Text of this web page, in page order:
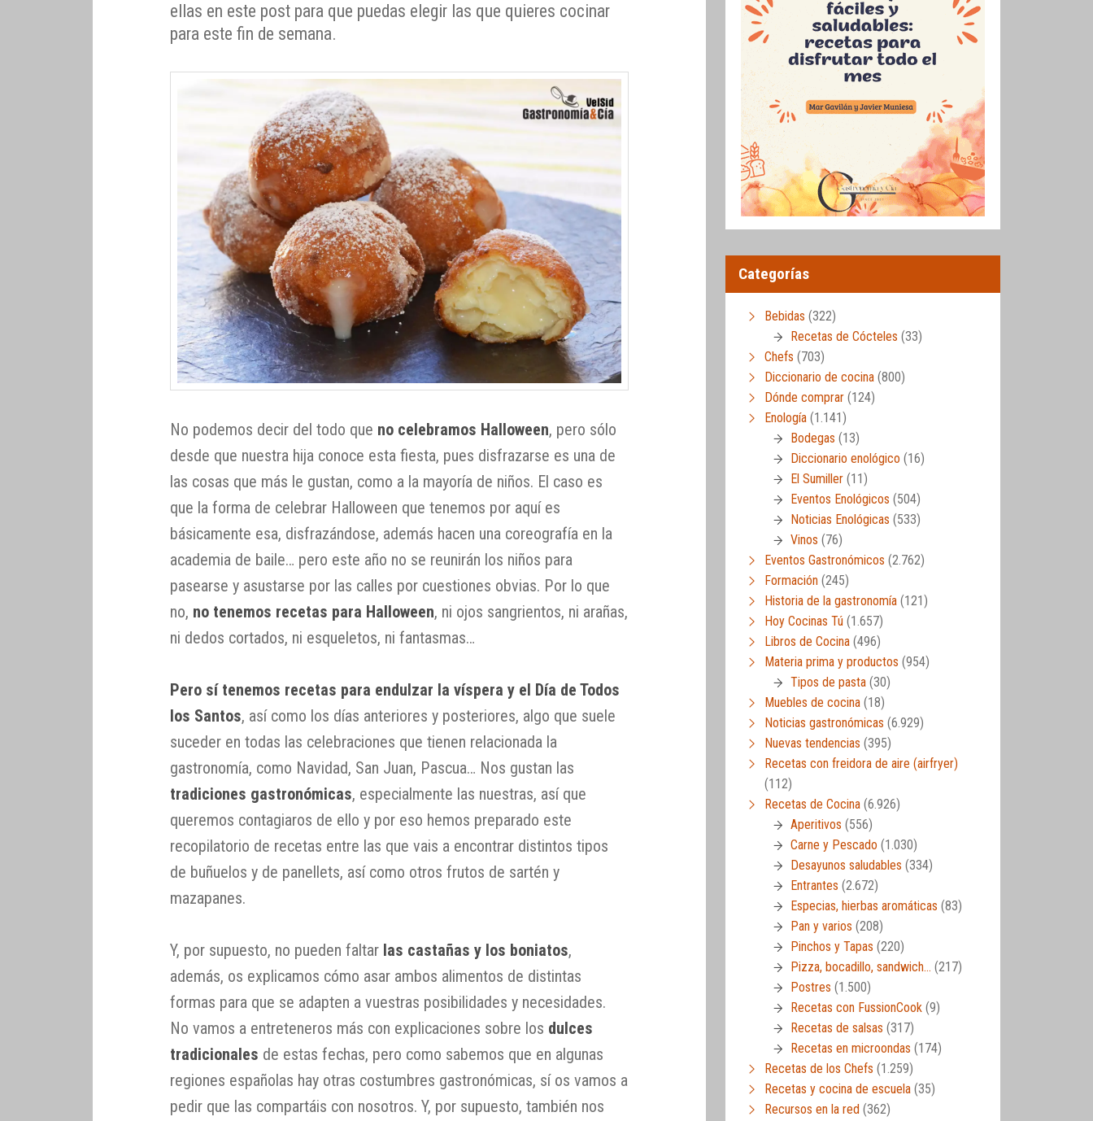
ellas en este post para que puedas elegir las que quieres cocinar
para este fin de semana.
No podemos decir del todo que no celebramos Halloween, pero sólo
desde que nuestra hija conoce esta fiesta, pues disfrazarse es una de
las cosas que más le gustan, como a la mayoría de niños. El caso es
que la forma de celebrar Halloween que tenemos por aquí es
básicamente esa, disfrazándose, además hacen una coreografía en la
academia de baile… pero este año no se reunirán los niños para
pasearse y asustarse por las calles por cuestiones obvias. Por lo que
no, no tenemos recetas para Halloween, ni ojos sangrientos, ni arañas,
ni dedos cortados, ni esqueletos, ni fantasmas…
Pero sí tenemos recetas para endulzar la víspera y el Día de Todos
los Santos, así como los días anteriores y posteriores, algo que suele
suceder en todas las celebraciones que tienen relacionada la
gastronomía, como Navidad, San Juan, Pascua… Nos gustan las
tradiciones gastronómicas, especialmente las nuestras, así que
queremos contagiaros de ello y por eso hemos preparado este
recopilatorio de recetas entre las que vais a encontrar distintos tipos
de buñuelos y de panellets, así como otros frutos de sartén y
mazapanes.
Y, por supuesto, no pueden faltar las castañas y los boniatos,
además, os explicamos cómo asar ambos alimentos de distintas
formas para que se adapten a vuestras posibilidades y necesidades.
No vamos a entreteneros más con explicaciones sobre los dulces
tradicionales de estas fechas, pero como sabemos que en algunas
regiones españolas hay otras costumbres gastronómicas, sí os vamos a
pedir que las compartáis con nosotros. Y, por supuesto, también nos
Categorías
Bebidas (322)
Recetas de Cócteles (33)
Chefs (703)
Diccionario de cocina (800)
Dónde comprar (124)
Enología (1.141)
Bodegas (13)
Diccionario enológico (16)
El Sumiller (11)
Eventos Enológicos (504)
Noticias Enológicas (533)
Vinos (76)
Eventos Gastronómicos (2.762)
Formación (245)
Historia de la gastronomía (121)
Hoy Cocinas Tú (1.657)
Libros de Cocina (496)
Materia prima y productos (954)
Tipos de pasta (30)
Muebles de cocina (18)
Noticias gastronómicas (6.929)
Nuevas tendencias (395)
Recetas con freidora de aire (airfryer)
(112)
Recetas de Cocina (6.926)
Aperitivos (556)
Carne y Pescado (1.030)
Desayunos saludables (334)
Entrantes (2.672)
Especias, hierbas aromáticas (83)
Pan y varios (208)
Pinchos y Tapas (220)
Pizza, bocadillo, sandwich… (217)
Postres (1.500)
Recetas con FussionCook (9)
Recetas de salsas (317)
Recetas en microondas (174)
Recetas de los Chefs (1.259)
Recetas y cocina de escuela (35)
Recursos en la red (362)